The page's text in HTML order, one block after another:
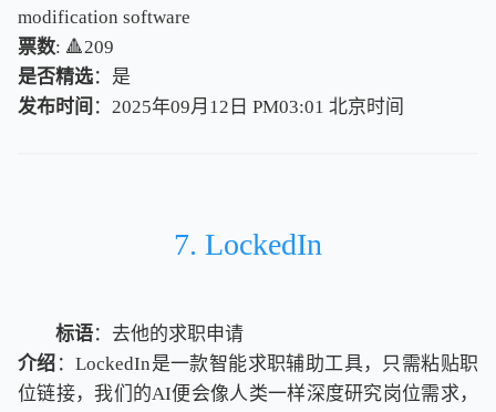
modification software
票数: 🔺209
是否精选：是
发布时间 ：2025年09月12日 PM03:01 北京时间
北京时间
7. LockedIn
标语：去他的求职申请
介绍 ：LockedIn是一款智能求职辅助工具，只需粘贴职
位链接，我们的AI便会像人类一样深度研究岗位需求，